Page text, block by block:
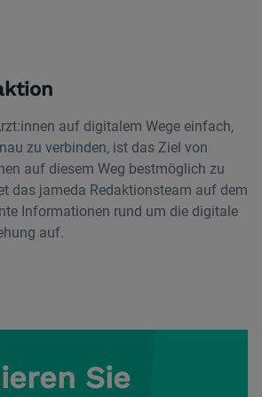
auf digitalem Wege einfach,
zu verbinden, ist das Ziel von
auf diesem Weg bestmöglich zu
das jameda Redaktionsteam auf dem
Informationen rund um die digitale
auf.
Sie